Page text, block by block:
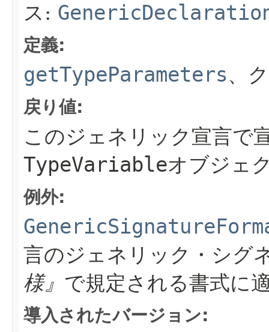
ス:
定義:
getTypeParameters、
戻り値:
このジェネリック宣言で
TypeVariableオブジェ
例外:
言のジェネリック・シグ
様』 で規定される書式に
導入されたバージョン: